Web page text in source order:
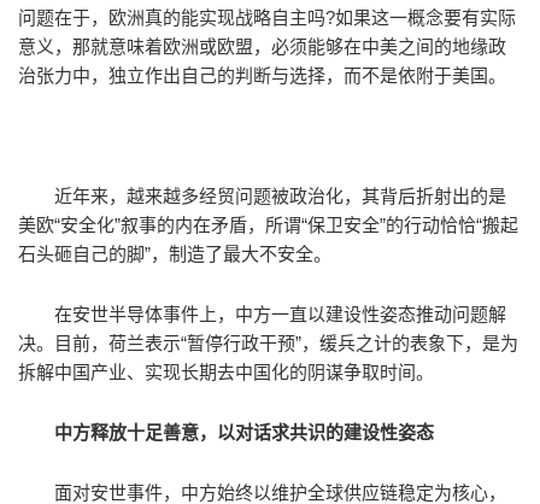
问题在于，欧洲真的能实现战略自主吗?如果这一概念要有实际
意义，那就意味着欧洲或欧盟，必须能够在中美之间的地缘政
治张力中，独立作出自己的判断与选择，而不是依附于美国。
近年来，越来越多经贸问题被政治化，其背后折射出的是
美欧“安全化”叙事的内在矛盾，所谓“保卫安全”的行动恰恰“搬起
石头砸自己的脚”，制造了最大不安全。
在安世半导体事件上，中方一直以建设性姿态推动问题解
决。目前，荷兰表示“暂停行政干预”，缓兵之计的表象下，是为
拆解中国产业、实现长期去中国化的阴谋争取时间。
中方释放十足善意，以对话求共识的建设性姿态
面对安世事件，中方始终以维护全球供应链稳定为核心，